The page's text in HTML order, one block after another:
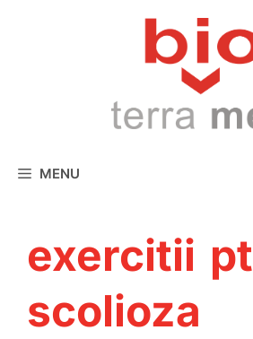
MENU
exercitii pt
scolioza